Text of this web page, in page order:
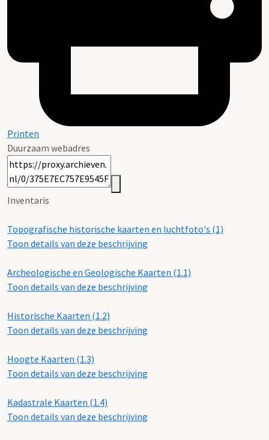
Printen
Duurzaam webadres
Inventaris
Topografische historische kaarten en luchtfoto's (1)
Toon details van deze beschrijving
Archeologische en Geologische Kaarten (1.1)
Toon details van deze beschrijving
Historische Kaarten (1.2)
Toon details van deze beschrijving
Hoogte Kaarten (1.3)
Toon details van deze beschrijving
Kadastrale Kaarten (1.4)
Toon details van deze beschrijving